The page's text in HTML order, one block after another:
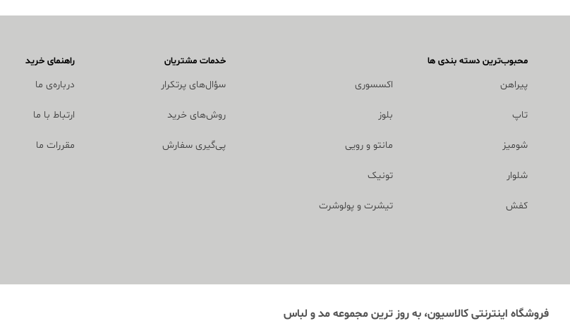
محبوب‌ترین دسته بندی ها
پیراهن
تاپ
شومیز
شلوار
کفش
اکسسوری
بلوز
مانتو و رویی
تونیک
تیشرت و پولوشرت
خدمات مشتریان
سؤال‌های پرتکرار
روش‌های خرید
پی‌گیری سفارش
راهنمای خرید
درباره‌ی ما
ارتباط با ما
مقررات ما
فروشگاه اینترنتی کالاسیون، به روز ترین مجموعه مد و لباس